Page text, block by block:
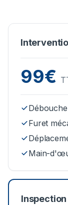
99€
Furet
Main-